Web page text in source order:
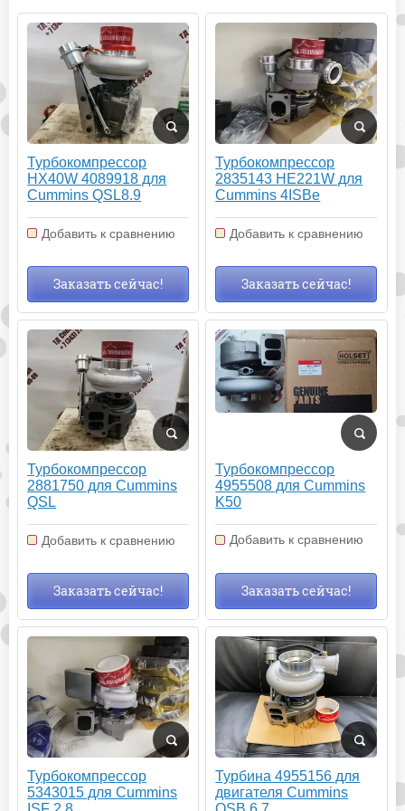
Турбокомпрессор
HX40W 4089918 для
Cummins QSL8.9
Добавить к сравнению
Заказать сейчас!
Турбокомпрессор
2835143 HE221W для
Cummins 4ISBe
Добавить к сравнению
Заказать сейчас!
Турбокомпрессор
2881750 для Cummins
QSL
Добавить к сравнению
Заказать сейчас!
Турбокомпрессор
4955508 для Cummins
K50
Добавить к сравнению
Заказать сейчас!
Турбокомпрессор
5343015 для Cummins
Турбина 4955156 для
двигателя Cummins